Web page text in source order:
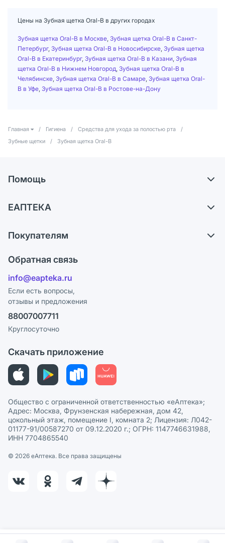
Цены на Зубная щетка Oral-B в других городах
Зубная щетка Oral-B в Москве Зубная щетка Oral-B в Санкт-
Петербург, Зубная щетка Oral-B в Новосибирске Зубная щетка
Oral-B в Екатеринбург, Зубная щетка Oral-B в Казани Зубная
щетка Oral-B в Нижнем Новгород Зубная щетка Oral-B в
Челябинске Зубная щетка Oral-B в Самаре Зубная щетка Oral-
B в Уфе Зубная щетка Oral-B в Ростове-на-Дону
Главная / Гигиена / Средства для ухода за полостью рта
/
Зубные щетки
/ Зубная щетка Oral-B
Помощь
Самовывоз из аптек
Ответы на вопросы
Блог
ЕАПТЕКА
Карьера
Поставщики
Лицензия
Реклама на сайте
Ваши товары на ЕАПТЕКЕ
Покупателям
Программа СберСпасибо
Политика конфиденциальности
Пользовательское соглашение
Политика рекомендаций
Этика и соответствие
Политика в отношении обработки персональных данных
Обратная связь
info@eapteka.ru
Если есть вопросы,
отзывы и предложения
88007007711
Круглосуточно
Скачать приложение
Общество с ограниченной ответственностью «еАптека»;
Адрес: Москва, Фрунзенская набережная, дом 42,
цокольный этаж, помещение I, комната 2; Лицензия: Л042-
01177-91/00587270 от 09.12.2020 г.; ОГРН: 1147746631988,
ИНН 7704865540
© 2026 eАптека. Все права защищены